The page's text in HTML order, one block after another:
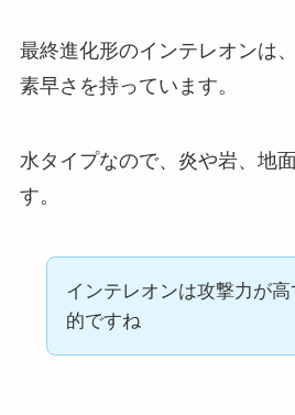
最終進化形のインテレオンは
素早さを持っています。
水タイプなので、炎や岩、地
す。
インテレオンは攻撃力が高
的ですね